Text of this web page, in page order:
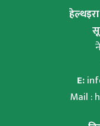
हेल्थइरा
E:
Mail :